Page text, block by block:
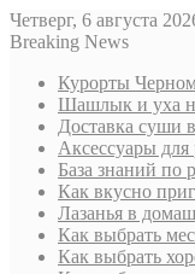
Четверг, 6 августа
Breaking News
Курорты
Шашлык и уха
Доставка суши
Аксессуары
База знаний
Как вкусно
Лазанья в
Как выбрать
Как выбрать